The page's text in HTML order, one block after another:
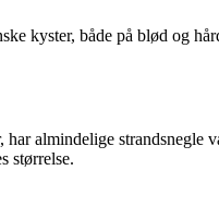
kyster, både på blød og
almindelige strandsnegle
størrelse.